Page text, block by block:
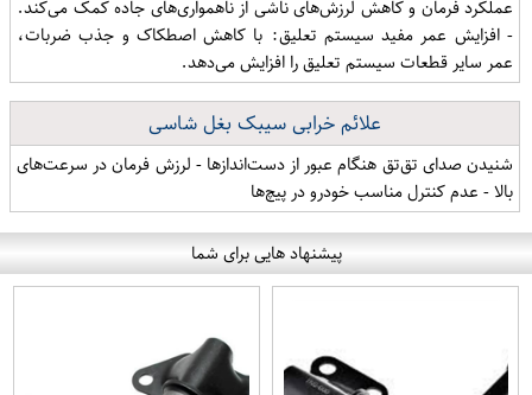
عملکرد فرمان و کاهش لرزش‌های ناشی از ناهمواری‌های جاده کمک می‌کند.
- افزایش عمر مفید سیستم تعلیق: با کاهش اصطکاک و جذب ضربات،
عمر سایر قطعات سیستم تعلیق را افزایش می‌دهد.
علائم خرابی سیبک بغل شاسی
شنیدن صدای تق‌تق هنگام عبور از دست‌اندازها - لرزش فرمان در سرعت‌های
بالا - عدم کنترل مناسب خودرو در پیچ‌ها
پیشنهاد هایی برای شما